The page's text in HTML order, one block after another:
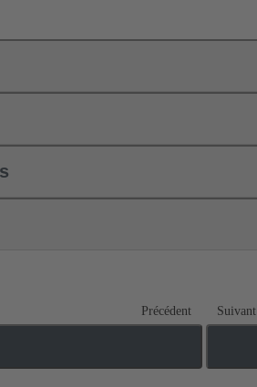
Précédent Suivant